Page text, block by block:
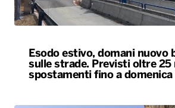
Esodo estivo, domani nuovo
sulle strade. Previsti oltre 25
spostamenti fino a domenica